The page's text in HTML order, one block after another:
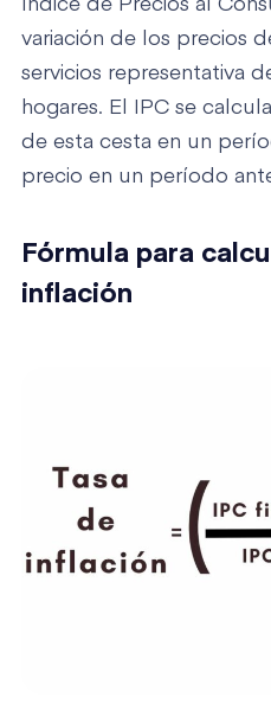
Índice de Precios al
variación de los precios
servicios representativa
hogares. El IPC se
de esta cesta en un
precio en un período
Fórmula para
inflación